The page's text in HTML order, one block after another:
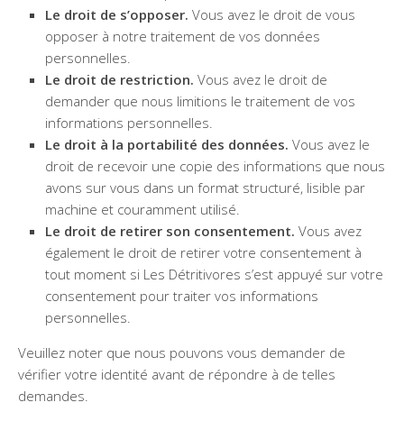
Le droit de s’opposer. Vous avez le droit de vous
opposer à notre traitement de vos données
personnelles.
Le droit de restriction. Vous avez le droit de
demander que nous limitions le traitement de vos
informations personnelles.
Le droit à la portabilité des données. Vous avez le
droit de recevoir une copie des informations que nous
avons sur vous dans un format structuré, lisible par
machine et couramment utilisé.
Le droit de retirer son consentement. Vous avez
également le droit de retirer votre consentement à
tout moment si Les Détritivores s’est appuyé sur votre
consentement pour traiter vos informations
personnelles.
Veuillez noter que nous pouvons vous demander de
vérifier votre identité avant de répondre à de telles
demandes.